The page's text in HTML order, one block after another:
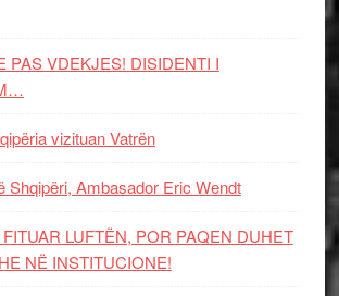
PAS VDEKJES! DISIDENTI I
vizituan Vatrën
Shqipëri, Ambasador Eric Wendt
LUFTËN, POR PAQEN DUHET
NË INSTITUCIONE!